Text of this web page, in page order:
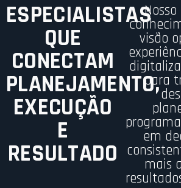
ESPECIALISTAS
QUE
CONECTAM
PLANEJAMENTO,
EXECUÇÃO
E
RESULTADO
visão
para
em
mais